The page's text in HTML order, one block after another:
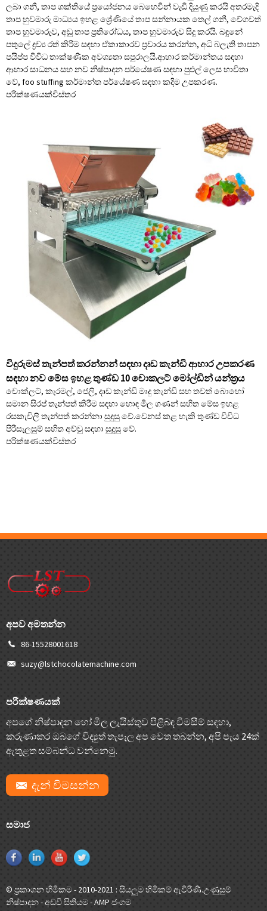
ලබා ගනී, තාප ශක්තියේ ප්‍රයෝජනය බෙහෙවින් වැඩි දියුණු කරයි අතරමැදි
තාප හුවමාරු මාධ්‍යය ඉහළ ශ්‍රේණියේ තාප සන්නායක තෙල් ගනී, වේගවත්
තාප හුවමාරුව, අඩු තාප ප්‍රතිරෝධය, තාප හුවමාරුව සිදු කරයි. බඳුනේ
පතුලේ ද්‍රව්‍ය රත් කිරීම සඳහා ඒකාකාරව ප්‍රචාරය කරන්න, අධි බලැති තාපන
පයිප්ප විවිධ තාක්ෂණික අවශ්‍යතා සපුරාලයි.ආහාර කර්මාන්තය සඳහා
ආහාර සාධනය සහ නව නිෂ්පාදන පර්යේෂණ සඳහා පුළුල් ලෙස භාවිතා
වේ, foo stuffing කර්මාන්ත පර්යේෂණ සඳහා කදිම උපකරණ.
පරීක්ෂණයක්විස්තර
විදුරුමස් තැන්පත් කරන්නන් සඳහා දෘඩ කැන්ඩි ආහාර උපකරණ
සඳහා නව මේස ඉහළ තුණ්ඩ 10 චොකලට් මෝල්ඩින් යන්ත්‍රය
චොක්ලට්, කැරමල්, ජෙලි, දෘඩ කැන්ඩි මෘදු කැන්ඩි සහ තවත් බොහෝ
සමාන සිරප් තැන්පත් කිරීම සඳහා හොඳ මිල ගණන් සහිත මේස ඉහළ
රසකැවිලි තැන්පත් කරන්නා සුදුසු වේ.වෙනස් කළ හැකි තුණ්ඩ විවිධ
පිරිසැලසුම් සහිත අච්චු සඳහා සුදුසු වේ.
පරීක්ෂණයක්විස්තර
අපව අමතන්න
86-15528001618
suzy@lstchocolatemachine.com
පරීක්ෂණයක්
අපගේ නිෂ්පාදන හෝ මිල ලැයිස්තුව පිළිබඳ විමසීම් සඳහා,
කරුණාකර ඔබගේ විද්‍යුත් තැපෑල අප වෙත තබන්න, අපි පැය 24ක්
ඇතුළත සම්බන්ධ වන්නෙමු.
දැන් විමසන්න
සමාජ
© ප්‍රකාශන හිමිකම - 2010-2021 : සියලුම හිමිකම් ඇවිරිණි.උණුසුම්
නිෂ්පාදන-අඩවි සිතියම-AMP ජංගම